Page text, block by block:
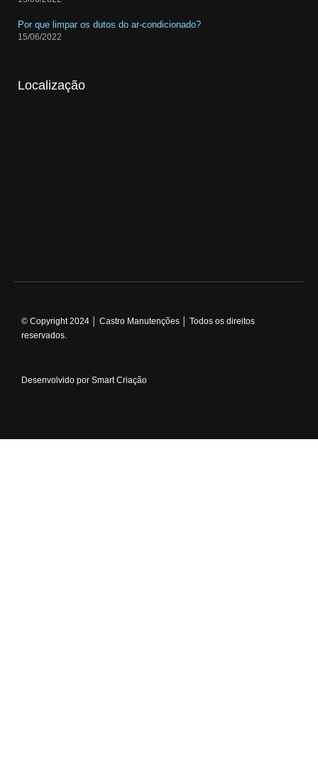
Por que limpar os dutos do ar-condicionado?
15/06/2022
Localização
© Copyright 2024 │ Castro Manutenções │ Todos os direitos
reservados.
Desenvolvido por Smart Criação